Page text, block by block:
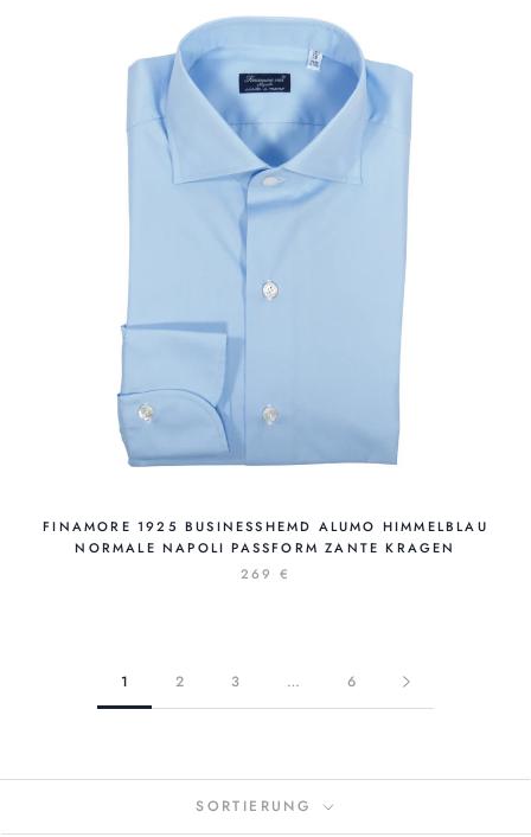
FINAMORE 1925 BUSINESSHEMD ALUMO HIMMELBLAU
NORMALE NAPOLI PASSFORM ZANTE KRAGEN
269 €
1 2 3 … 6
SORTIERUNG